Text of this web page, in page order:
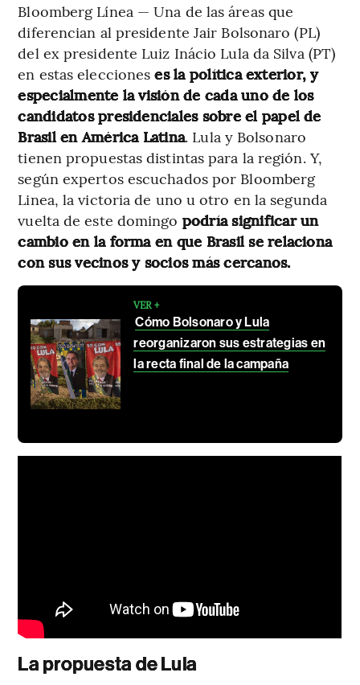
Bloomberg Línea — Una de las áreas que
diferencian al presidente Jair Bolsonaro (PL)
del ex presidente Luiz Inácio Lula da Silva (PT)
en estas eleccioneses la política exterior, y
especialmente la visión de cada uno de los
candidatos presidenciales sobre el papel de
Brasil en América Latina. Lula y Bolsonaro
tienen propuestas distintas para la región. Y,
según expertos escuchados por Bloomberg
Linea, la victoria de uno u otro en la segunda
vuelta de este domingo podría significar un
cambio en la forma en que Brasil se relaciona
con sus vecinos y socios más cercanos.
VER +
Cómo Bolsonaro y Lula
reorganizaron sus estrategias en
la recta final de la campaña
La propuesta de Lula